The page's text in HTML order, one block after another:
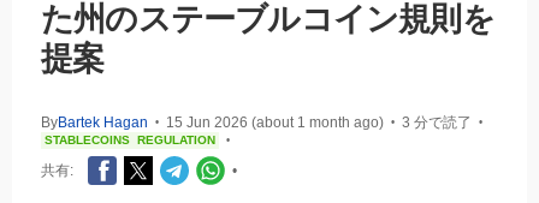
た州のステーブルコイン規則を
提案
ByBartek Hagan • 15 Jun 2026 (about 1 month ago) • 3 分で読了 •
STABLECOINS REGULATION •
共有: •